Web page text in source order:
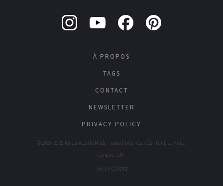
À PROPOS
TAGS
CONTACT
NEWSLETTER
PRIVACY POLICY
© 2006-2026 Tendances de Mode - Tous droits réservés - Par Lise Huret
Langue : CH
Site by Colorz